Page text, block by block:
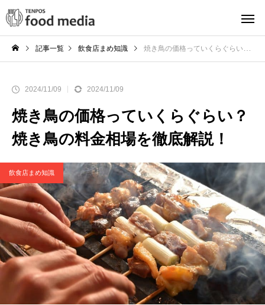
記事一覧 飲食店まめ知識 焼き鳥の価格っていくらぐらい？焼き鳥の料金相場を徹底解説！
2024/11/09 2024/11/09
焼き鳥の価格っていくらぐらい？
焼き鳥の料金相場を徹底解説！
飲食店まめ知識